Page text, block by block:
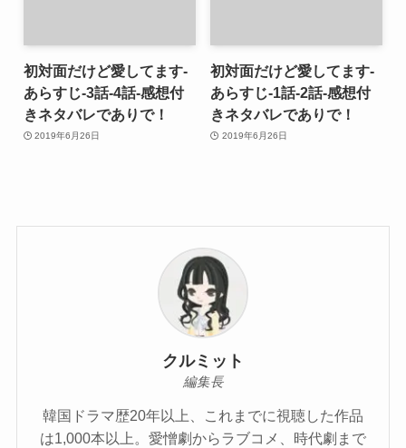
初対面だけど愛してます-
あらすじ-3話-4話-感想付
きネタバレでありで！
2019年6月26日
初対面だけど愛してます-
あらすじ-1話-2話-感想付
きネタバレでありで！
2019年6月26日
クルミット
編集長
韓国ドラマ歴20年以上、これまでに視聴した作品
は1,000本以上。愛憎劇からラブコメ、時代劇まで